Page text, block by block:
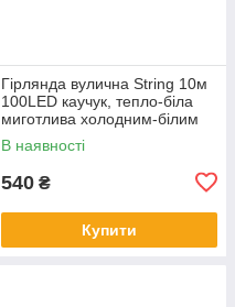
Гірлянда вулична String 10м
100LED каучук, тепло-біла
миготлива холодним-білим
В наявності
540 ₴
Купити